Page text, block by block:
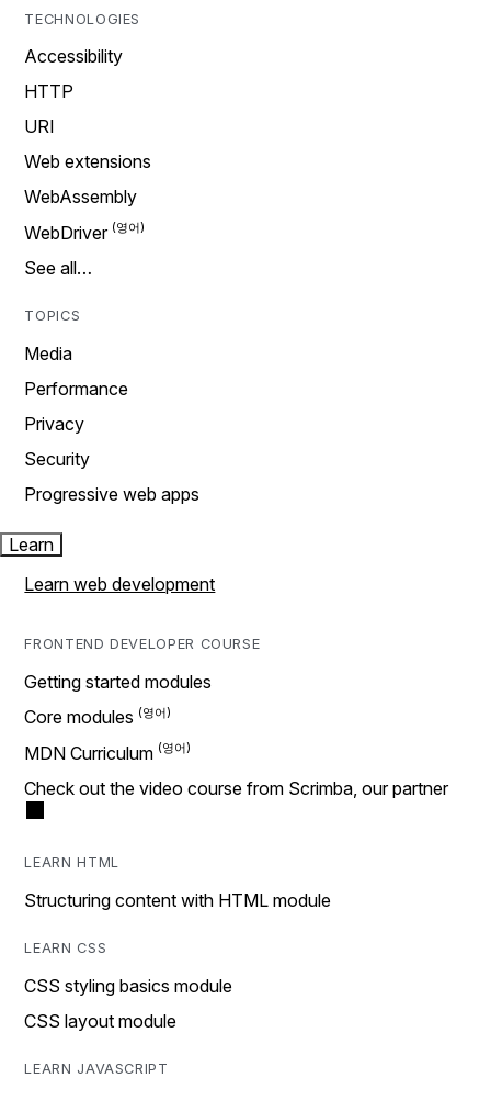
TECHNOLOGIES
Accessibility
HTTP
URI
Web extensions
WebAssembly
WebDriver
See all…
TOPICS
Media
Performance
Privacy
Security
Progressive web apps
Learn
Learn web development
FRONTEND DEVELOPER COURSE
Getting started modules
Core modules
MDN Curriculum
Check out the video course from Scrimba, our partner
LEARN HTML
Structuring content with HTML module
LEARN CSS
CSS styling basics module
CSS layout module
LEARN JAVASCRIPT